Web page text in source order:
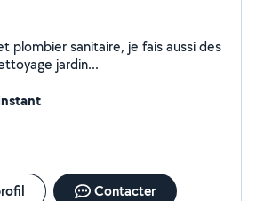
plombier sanitaire, je fais aussi des
jardin...
Contacter